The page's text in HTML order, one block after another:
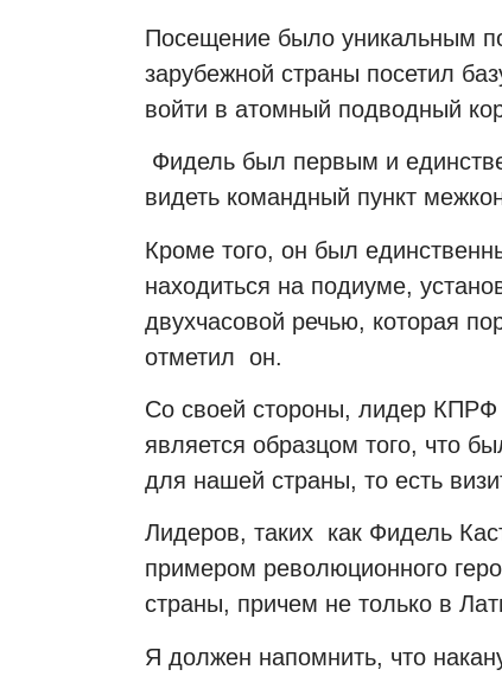
Посещение было уникальным
зарубежной страны посетил
войти в атомный подводный
Фидель был первым и
видеть командный пункт
Кроме того, он был
находиться на подиуме,
двухчасовой речью, которая
отметил он.
Со своей стороны, лидер КПРФ
является образцом того, что
для нашей страны, то есть
Лидеров, таких как Фидель
примером революционного
страны, причем не только в
Я должен напомнить, что